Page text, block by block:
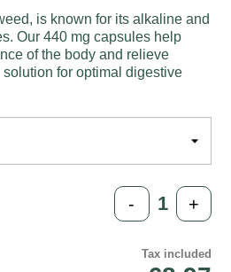
is known for its alkaline and
Our 440 mg capsules help
of the body and relieve
for optimal digestive
- +
Tax included